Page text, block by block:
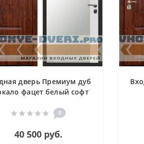
дверь Премиум дуб
фацет белый софт
0
40 500 руб.